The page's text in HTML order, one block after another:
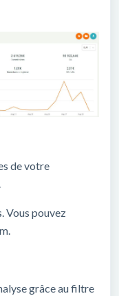
de votre
Vous pouvez
grâce au filtre